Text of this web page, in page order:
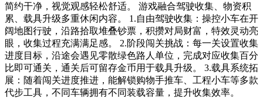
简约干净，视觉观感轻松舒适。 游戏融合驾驶收集、物资积
累、载具升级多重休闲内容。 1.自由驾驶收集：操控小车在开
阔地图行驶，沿路拾取堆叠钞票，积攒对局财富，特效灵动亮
眼，收集过程充满满足感。 2.阶段闯关挑战：每一关设置收集
进度目标，沿途会遇见零散绿色路人单位，完成对应收集百分
比即可通关，通关后可留存金币用于载具升级。 3.载具系统拓
展：随着闯关进度推进，能解锁购物手推车、工程小车等多款
代步工具，不同车辆拥有不同装载容量，提升收集效率。